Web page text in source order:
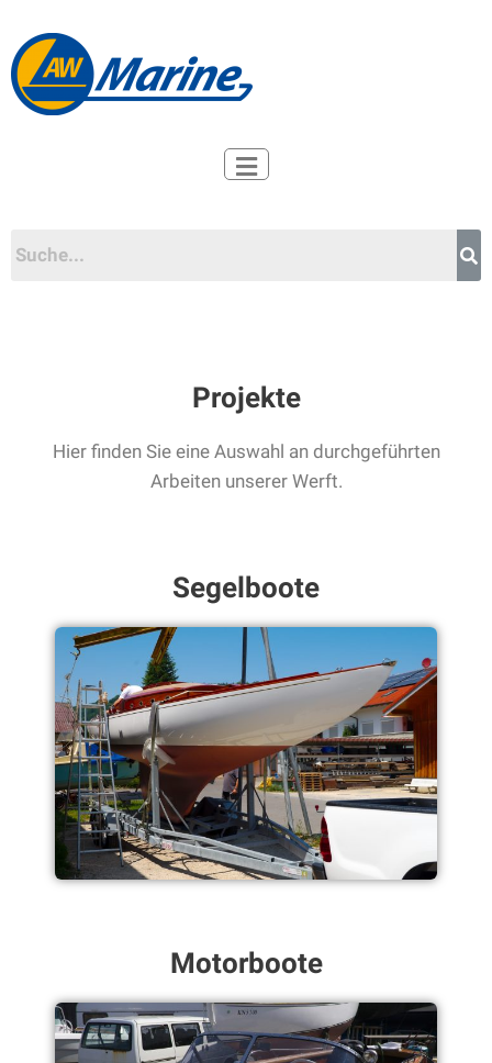
Inhalt
springen
Projekte
Hier finden Sie eine Auswahl an durchgeführten
Arbeiten unserer Werft.
Segelboote
Motorboote